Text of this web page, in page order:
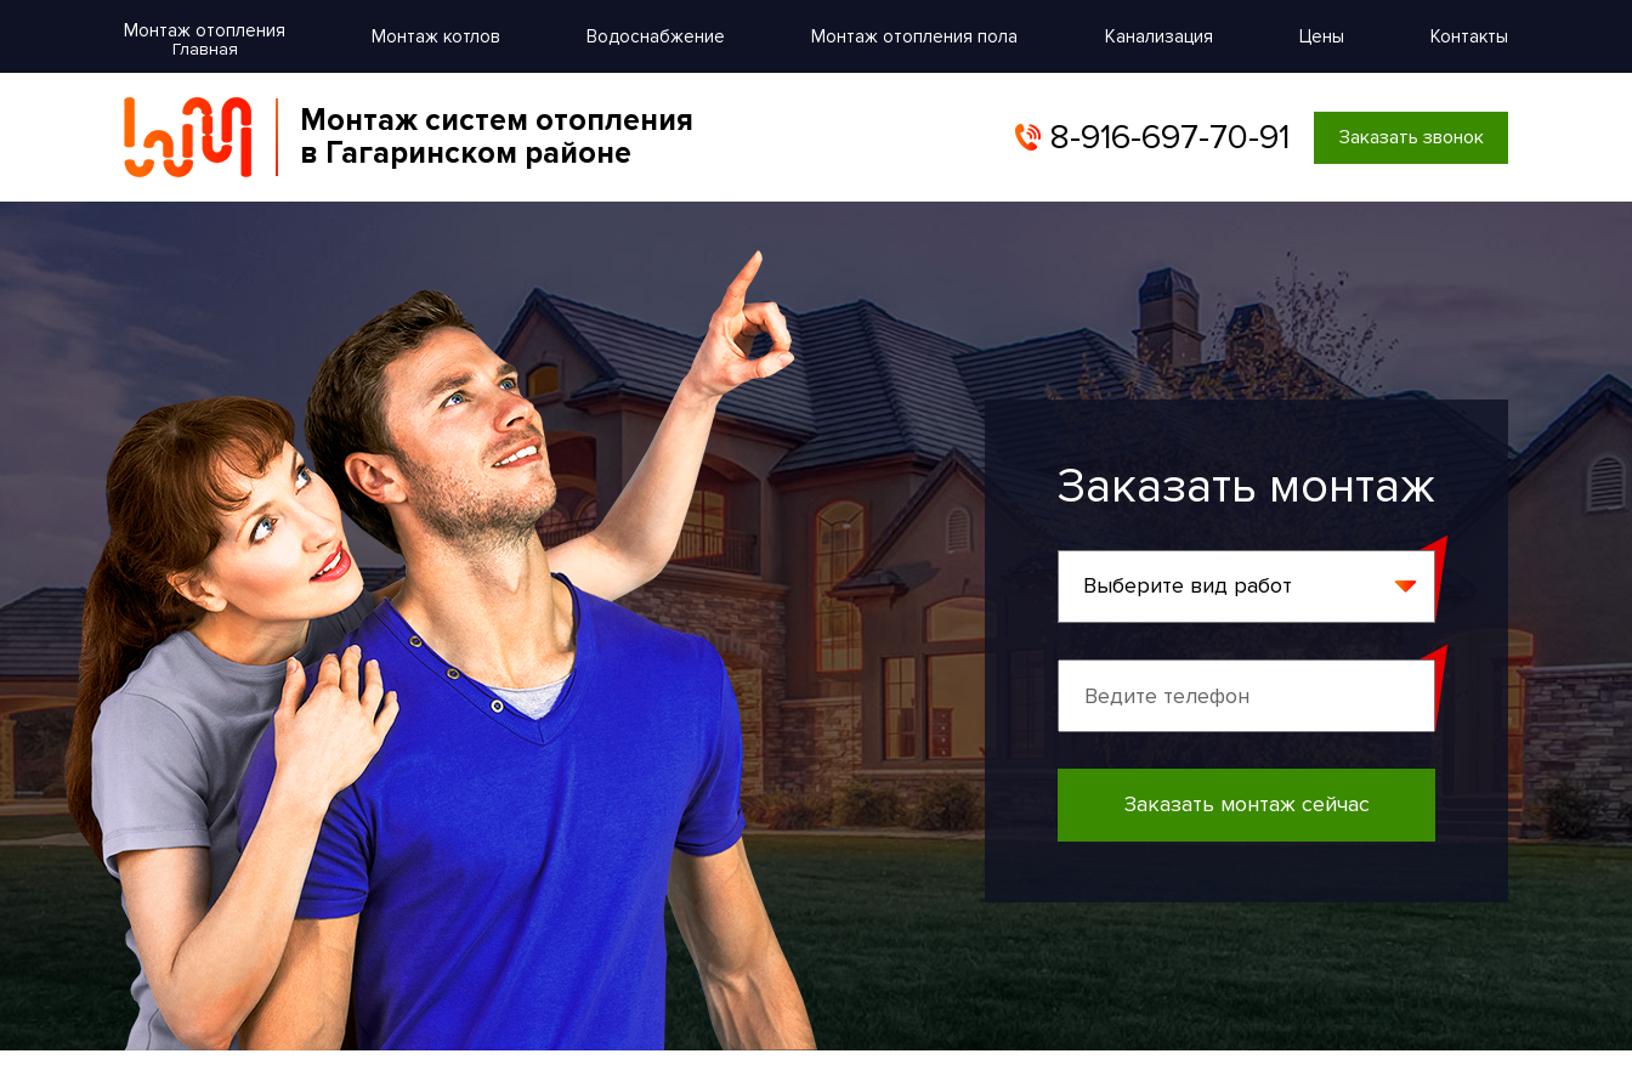
Монтаж отопления
Главная
Монтаж котлов Водоснабжение Монтаж отопления пола Канализация Цены Контакты
Монтаж систем отопления
в Гагаринском районе
8-916-697-70-91 Заказать звонок
Заказать монтаж
Заказать монтаж сейчас